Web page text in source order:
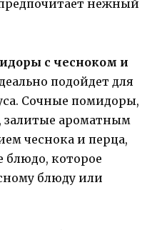
нежный
с чесноком и
подойдет для
Сочные помидоры,
ароматным
чеснока и перца,
блюдо, которое
блюду или